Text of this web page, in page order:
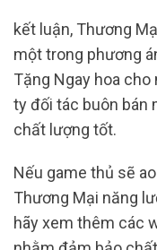
kết luận, Thương
một trong phương
Tặng Ngay hoa
ty đối tác buôn bán
chất lượng tốt.
Nếu game thủ sẽ
Thương Mại năng
hãy xem thêm các